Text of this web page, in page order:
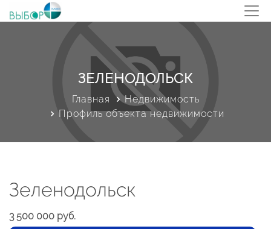
ЗЕЛЕНОДОЛЬСК
Главная
Недвижимость
Профиль объекта недвижимости
Зеленодольск
3 500 000 руб.